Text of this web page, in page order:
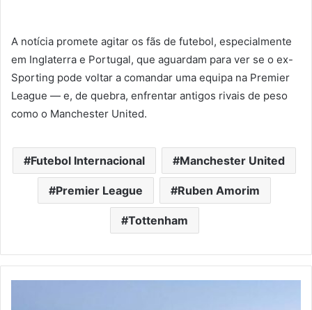
A notícia promete agitar os fãs de futebol, especialmente
em Inglaterra e Portugal, que aguardam para ver se o ex-
Sporting pode voltar a comandar uma equipa na Premier
League — e, de quebra, enfrentar antigos rivais de peso
como o Manchester United.
Futebol Internacional Manchester United
Premier League Ruben Amorim
Tottenham